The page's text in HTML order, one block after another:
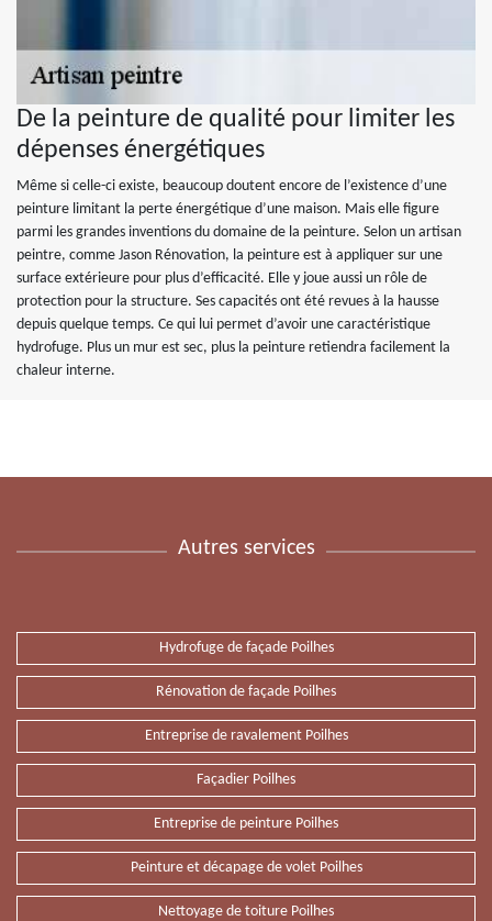
De la peinture de qualité pour limiter les
dépenses énergétiques
Même si celle-ci existe, beaucoup doutent encore de l’existence d’une
peinture limitant la perte énergétique d’une maison. Mais elle figure
parmi les grandes inventions du domaine de la peinture. Selon un artisan
peintre, comme Jason Rénovation, la peinture est à appliquer sur une
surface extérieure pour plus d’efficacité. Elle y joue aussi un rôle de
protection pour la structure. Ses capacités ont été revues à la hausse
depuis quelque temps. Ce qui lui permet d’avoir une caractéristique
hydrofuge. Plus un mur est sec, plus la peinture retiendra facilement la
chaleur interne.
Autres services
Hydrofuge de façade Poilhes
Rénovation de façade Poilhes
Entreprise de ravalement Poilhes
Façadier Poilhes
Entreprise de peinture Poilhes
Peinture et décapage de volet Poilhes
Nettoyage de toiture Poilhes